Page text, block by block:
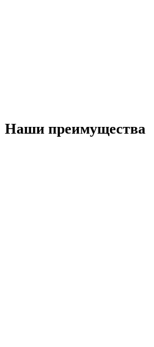
Наши преимущества